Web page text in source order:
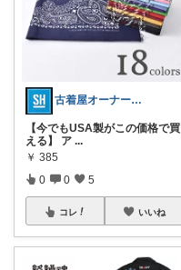
古着屋オーナーが選ぶROOM
​【今でもUSA製がこの価格で買
える】 ア ...
￥ 385
0 0 5
コレ いいね